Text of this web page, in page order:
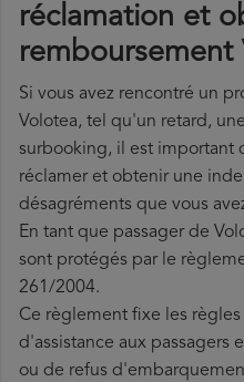
réclamation et
remboursement
Si vous avez rencontré un
Volotea, tel qu'un retard,
surbooking, il est important
réclamer et obtenir une
désagréments que vous
En tant que passager de
sont protégés par le
261/2004.
Ce règlement fixe les
d'assistance aux passagers
ou de refus